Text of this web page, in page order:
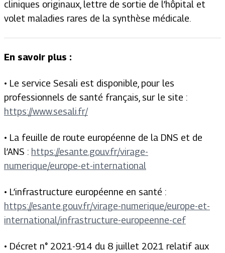
cliniques originaux, lettre de sortie de l’hôpital et
volet maladies rares de la synthèse médicale.
En savoir plus :
• Le service Sesali est disponible, pour les
professionnels de santé français, sur le site :
https://www.sesali.fr/
• La feuille de route européenne de la DNS et de
l’ANS : https://esante.gouv.fr/virage-
numerique/europe-et-international
• L’infrastructure européenne en santé :
https://esante.gouv.fr/virage-numerique/europe-et-
international/infrastructure-europeenne-cef
• Décret n° 2021-914 du 8 juillet 2021 relatif aux